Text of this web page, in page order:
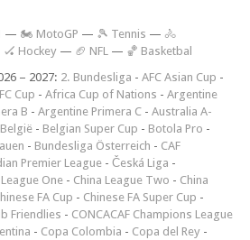
— 🏍 MotoGP — 🎾 Tennis — 🚴
🏑 Hockey — 🏈 NFL — 🏀 Basketbal
– 2027: 2. Bundesliga - AFC Asian Cup -
Cup - Africa Cup of Nations - Argentine
B - Argentine Primera C - Australia A-
- Belgian Super Cup - Botola Pro -
- Bundesliga Österreich - CAF
Premier League - Česká Liga -
One - China League Two - China
FA Cup - Chinese FA Super Cup -
Friendlies - CONCACAF Champions League
- Copa Colombia - Copa del Rey -